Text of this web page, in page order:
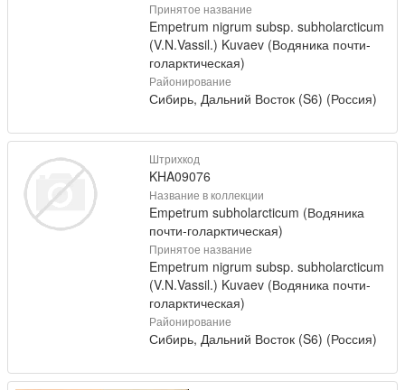
Принятое название
Empetrum nigrum subsp. subholarcticum
(V.N.Vassil.) Kuvaev (Водяника почти-
голарктическая)
Районирование
Сибирь, Дальний Восток (S6) (Россия)
Штрихкод
KHA09076
Название в коллекции
Empetrum subholarcticum (Водяника
почти-голарктическая)
Принятое название
Empetrum nigrum subsp. subholarcticum
(V.N.Vassil.) Kuvaev (Водяника почти-
голарктическая)
Районирование
Сибирь, Дальний Восток (S6) (Россия)